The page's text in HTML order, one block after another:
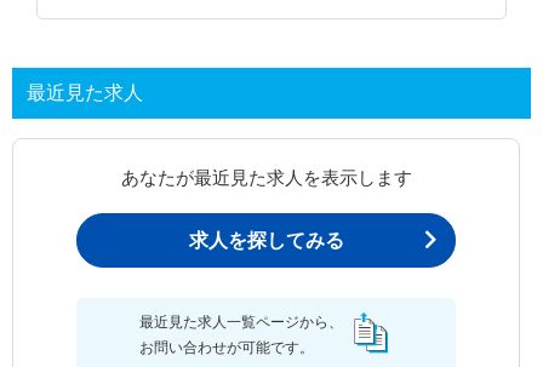
最近見た求人
あなたが最近見た求人を表示します
求人を探してみる
最近見た求人一覧ページから、
お問い合わせが可能です。